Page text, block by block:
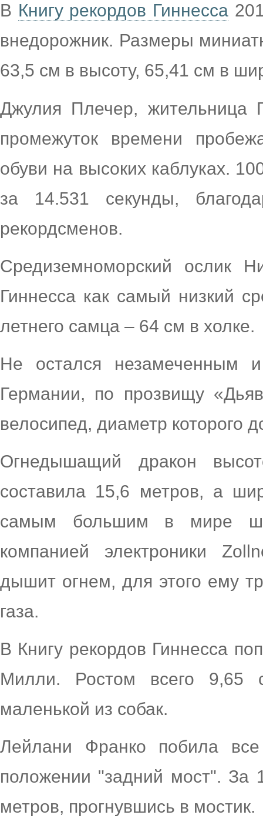
В Книгу рекордов Гиннесса
внедорожник. Размеры
63,5 см в высоту, 65,41 см в
Джулия Плечер, жительница
промежуток времени
обуви на высоких каблуках.
за 14.531 секунды,
рекордсменов.
Средиземноморский ослик
Гиннесса как самый низкий
летнего самца – 64 см в холке.
Не остался незамеченным
Германии, по прозвищу
велосипед, диаметр которого
Огнедышащий дракон
составила 15,6 метров, а
самым большим в мире
компанией электроники
дышит огнем, для этого ему
газа.
В Книгу рекордов Гиннесса
Милли. Ростом всего 9,65
маленькой из собак.
Лейлани Франко побила
положении "задний мост". За
метров, прогнувшись в мостик.